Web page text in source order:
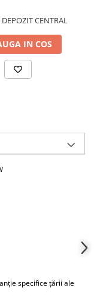
DEPOZIT CENTRAL
IN COS
specifice țării ale